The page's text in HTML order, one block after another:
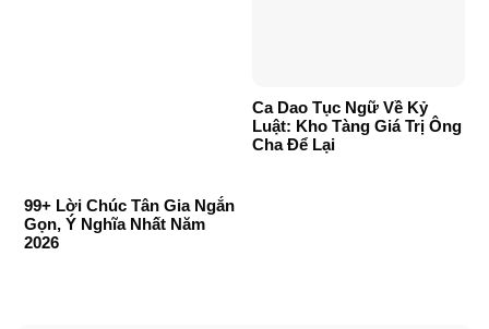
Ca Dao Tục Ngữ Về Kỷ
Luật: Kho Tàng Giá Trị Ông
Cha Để Lại
99+ Lời Chúc Tân Gia Ngắn
Gọn, Ý Nghĩa Nhất Năm
2026